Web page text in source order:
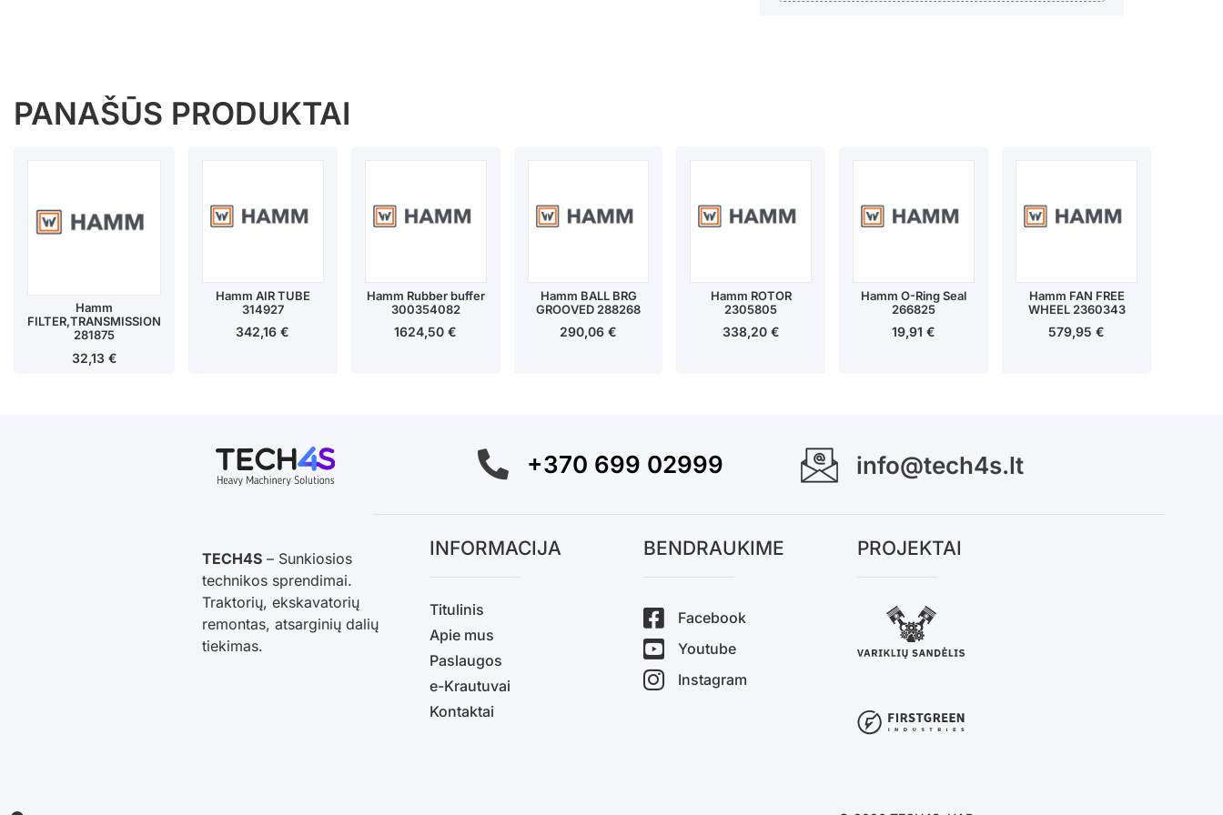
PANAŠŪS PRODUKTAI
Hamm
FILTER,TRANSMISSION
281875
32,13 €
Hamm AIR TUBE
314927
342,16€
Hamm Rubber buffer
300354082
1624,50€
Hamm BALL BRG
GROOVED 288268
290,06€
Hamm ROTOR
2305805
338,20 €
Hamm O-Ring Seal
266825
19,91€
Hamm FAN FREE
WHEEL 2360343
579,95€
+370 699 02999 info@tech4s.lt
TECH4S– Sunkiosios
technikos sprendimai.
Traktorių, ekskavatorių
remontas, atsarginių dalių
tiekimas.
INFORMACIJA
Titulinis
Apie mus
Paslaugos
e-Krautuvai
Kontaktai
BENDRAUKIME
Facebook
Youtube
Instagram
PROJEKTAI